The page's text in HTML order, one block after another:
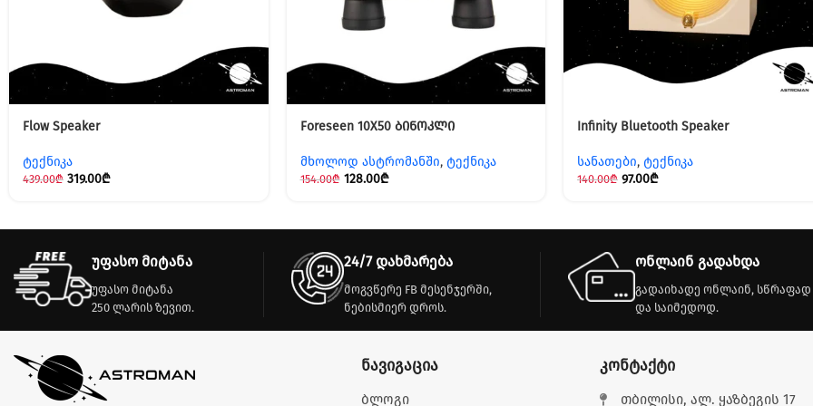
Flow Speaker
ტექნიკა
439.00₾ 319.00₾
Foreseen 10X50 ბინოკლი
მხოლოდ ასტრომანში, ტექნიკა
154.00₾ 128.00₾
Infinity Bluetooth Speaker
სანათები, ტექნიკა
140.00₾ 97.00₾
უფასო მიტანა
უფასო მიტანა
250 ლარის ზევით.
24/7 დახმარება
მოგვწერე FB მესენჯერში,
ნებისმიერ დროს.
ონლაინ გადახდა
გადაიხადე ონლაინ, სწრაფად
და საიმედოდ.
ნავიგაცია
ბლოგი
კონტაქტი
თბილისი, ალ. ყაზბეგის 17